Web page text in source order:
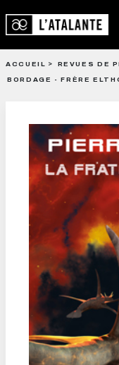
ACCUEIL
REVUES DE
BORDAGE - FRÈRE